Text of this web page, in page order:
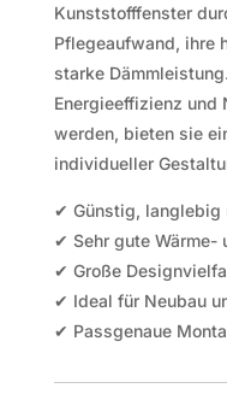
Kunststofffenster
Pflegeaufwand, ihre
starke
Energieeffizienz
werden, bieten sie
individueller
✔ Günstig, langlebig
✔ Sehr gute Wärme-
✔ Große
✔ Ideal für Neubau
✔ Passgenaue